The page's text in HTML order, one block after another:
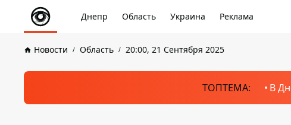
Днепр Область Украина Реклама
Новости Область 20:00, 21 Сентября 2025
ТОПТЕМА: В